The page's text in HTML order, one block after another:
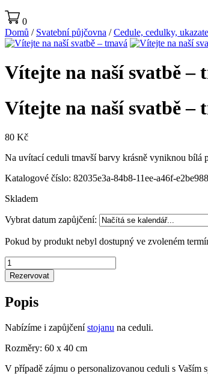
0
Domů / Svatební půjčovna /Cedule, cedulky,
Vítejte na naší svatbě –
Vítejte na naší svatbě –
80 Kč
Na uvítací ceduli tmavší barvy krásně vyniknou bílá
Katalogové číslo: 82035e3a-84b8-11ee-a46f-
Skladem
Vybrat datum zapůjčení:
Pokud by produkt nebyl dostupný ve zvoleném
Vítejte
na
naší
-
množství
Rezervovat
Popis
Nabízíme i zapůjčenístojanu na ceduli.
Rozměry: 60 x 40 cm
V případě zájmu o personalizovanou ceduli s Vaším